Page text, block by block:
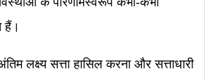
हैं।
लक्ष्य सत्ता हासिल करना और सत्ताधारी